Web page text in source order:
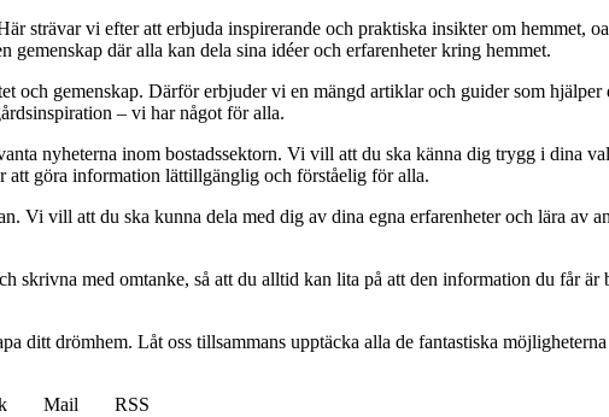
vi efter att erbjuda inspirerande och praktiska insikter om hemmet,
gemenskap där alla kan dela sina idéer och erfarenheter kring hemmet.
och gemenskap. Därför erbjuder vi en mängd artiklar och guider som
– vi har något för alla.
nyheterna inom bostadssektorn. Vi vill att du ska känna dig trygg i dina
att göra information lättillgänglig och förståelig för alla.
Vi vill att du ska kunna dela med dig av dina egna erfarenheter och lära av
med omtanke, så att du alltid kan lita på att den information du får är
ditt drömhem. Låt oss tillsammans upptäcka alla de fantastiska
Mail
RSS